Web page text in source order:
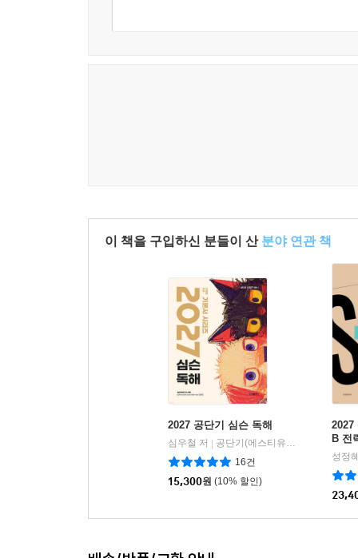
UNIT 10 빈칸 채우기
UNIT 11 연습 테스트
PART 01 문장의 구조
UNIT 02 3-5형식(타동사)
이 책을 구입하신 분들이 산 분야 연관 책
2027 공단기 심슨 독해
심우철 저
공단기(에스티유니타스)
16건
15,300원 (10% 할인)
2027
B 전
성정